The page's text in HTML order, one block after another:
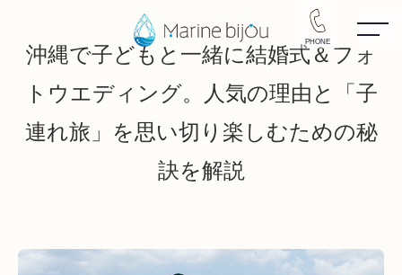
PHONE
沖縄で子どもと一緒に結婚式＆フォ
トウエディング。人気の理由と「子
連れ旅」を思い切り楽しむための秘
訣を解説